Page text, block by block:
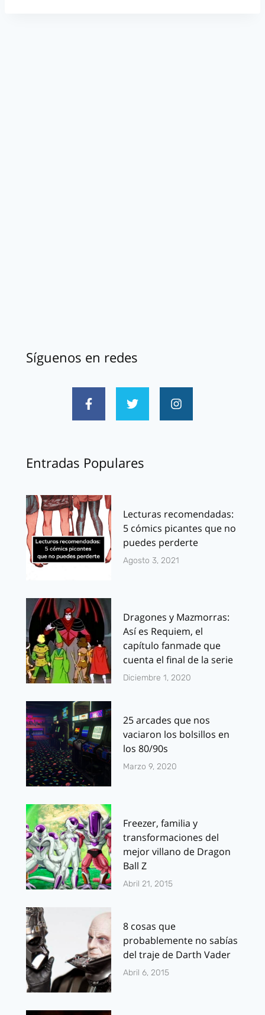
Síguenos en redes
Entradas Populares
Lecturas recomendadas:
5 cómics picantes que no
puedes perderte
Agosto 3, 2021
Dragones y Mazmorras:
Así es Requiem, el
capítulo fanmade que
cuenta el final de la serie
Diciembre 1, 2020
25 arcades que nos
vaciaron los bolsillos en
los 80/90s
Marzo 9, 2020
Freezer, familia y
transformaciones del
mejor villano de Dragon
Ball Z
Abril 21, 2015
8 cosas que
probablemente no sabías
del traje de Darth Vader
Abril 6, 2015